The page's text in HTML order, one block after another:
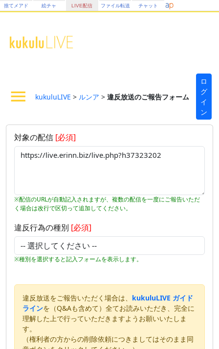
捨てメアド 絵チャ LIVE配信 ファイル転送 チャット
kukuluLIVE > ルンア > 違反放送のご報告フォーム
ロ
グ
イ
ン
対象の配信 [必須]
※配信のURLが自動記入されますが、複数の配信を一度にご報告いただ
く場合は改行で区切って追加してください。
違反行為の種別 [必須]
※種別を選択すると記入フォームを表示します。
違反放送をご報告いただく場合は、 kukuluLIVE ガイド
ラインを（Q&Aも含めて）全てお読みいただき、完全に
理解した上で行っていただきますようお願いいたしま
す。
（権利者の方からの削除依頼につきましてはそのまま同